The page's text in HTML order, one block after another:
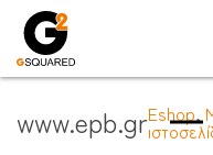
www.epb.grEshop,